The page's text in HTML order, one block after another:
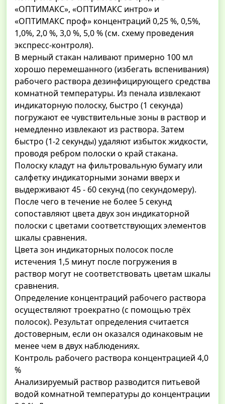
«ОПТИМАКС», «ОПТИМАКС интро» и
«ОПТИМАКС проф» концентраций 0,25 %, 0,5%,
1,0%, 2,0 %, 3,0 %, 5,0 % (см. схему проведения
экспресс-контроля).
В мерный стакан наливают примерно 100 мл
хорошо перемешанного (избегать вспенивания)
рабочего раствора дезинфицирующего средства
комнатной температуры. Из пенала извлекают
индикаторную полоску, быстро (1 секунда)
погружают ее чувствительные зоны в раствор и
немедленно извлекают из раствора. Затем
быстро (1-2 секунды) удаляют избыток жидкости,
проводя ребром полоски о край стакана.
Полоску кладут на фильтровальную бумагу или
салфетку индикаторными зонами вверх и
выдерживают 45 - 60 секунд (по секундомеру).
После чего в течение не более 5 секунд
сопоставляют цвета двух зон индикаторной
полоски с цветами соответствующих элементов
шкалы сравнения.
Цвета зон индикаторных полосок после
истечения 1,5 минут после погружения в
раствор могут не соответствовать цветам шкалы
сравнения.
Определение концентраций рабочего раствора
осуществляют троекратно (с помощью трёх
полосок). Результат определения считается
достоверным, если он оказался одинаковым не
менее чем в двух наблюдениях.
Контроль рабочего раствора концентрацией 4,0
%
Анализируемый раствор разводится питьевой
водой комнатной температуры до концентрации